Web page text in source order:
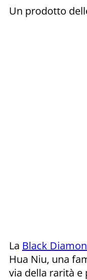
Un prodotto
La Black
Hua Niu, una
via della rarità e